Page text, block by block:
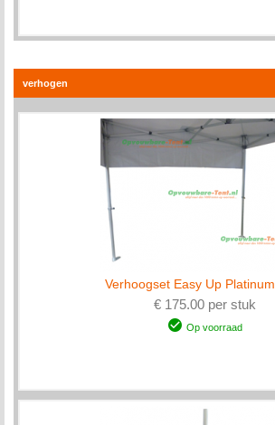
verhogen
Verhoogset Easy Up Platinum
€ 175.00 per stuk
Op voorraad